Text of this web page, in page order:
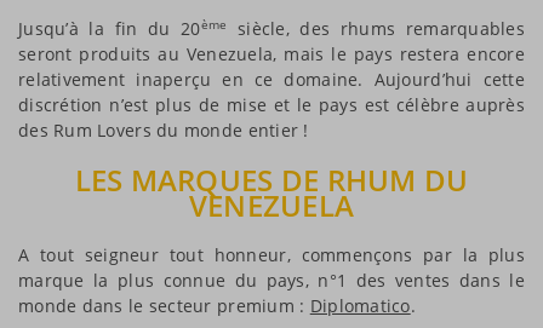
Jusqu’à la fin du 20ème
siècle, des rhums remarquables
seront produits au Venezuela, mais le pays restera encore
relativement inaperçu en ce domaine. Aujourd’hui cette
discrétion n’est plus de mise et le pays est célèbre auprès
des Rum Lovers du monde entier !
LES MARQUES DE RHUM DU
VENEZUELA
A tout seigneur tout honneur, commençons par la plus
marque la plus connue du pays, n°1 des ventes dans le
monde dans le secteur premium : Diplomatico.